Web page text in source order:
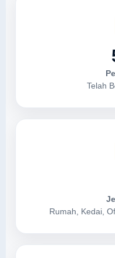
Telah
Rumah, Kedai,